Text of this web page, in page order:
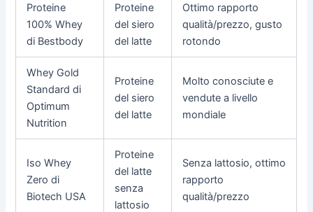
Proteine
100% Whey
di Bestbody
Proteine
del siero
del latte
Ottimo rapporto
qualità/prezzo, gusto
rotondo
Whey Gold
Standard di
Optimum
Nutrition
Proteine
del siero
del latte
Molto conosciute e
vendute a livello
mondiale
Iso Whey
Zero di
Biotech USA
Proteine
del latte
senza
lattosio
Senza lattosio, ottimo
rapporto
qualità/prezzo